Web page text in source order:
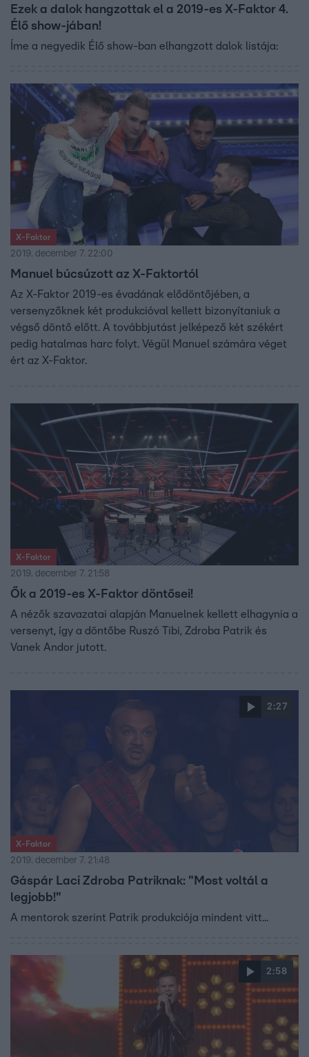
Ezek a dalok hangzottak el a 2019-es X-Faktor 4.
Élő show-jában!
Íme a negyedik Élő show-ban elhangzott dalok listája:
X-Faktor
2019. december 7. 22:00
Manuel búcsúzott az X-Faktortól
Az X-Faktor 2019-es évadának elődöntőjében, a
versenyzőknek két produkcióval kellett bizonyítaniuk a
végső döntő előtt. A továbbjutást jelképező két székért
pedig hatalmas harc folyt. Végül Manuel számára véget
ért az X-Faktor.
X-Faktor
2019. december 7. 21:58
Ők a 2019-es X-Faktor döntősei!
A nézők szavazatai alapján Manuelnek kellett elhagynia a
versenyt, így a döntőbe Ruszó Tibi, Zdroba Patrik és
Vanek Andor jutott.
2:27
X-Faktor
2019. december 7. 21:48
Gáspár Laci Zdroba Patriknak: "Most voltál a
legjobb!"
A mentorok szerint Patrik produkciója mindent vitt...
2:58